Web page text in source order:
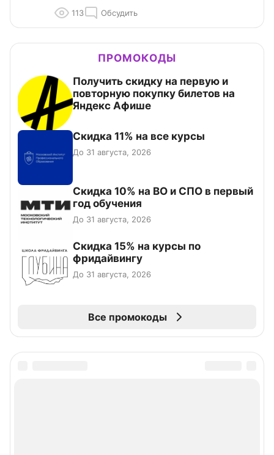
113 Обсудить
ПРОМОКОДЫ
Получить скидку на первую и
повторную покупку билетов на
Яндекс Афише
Скидка 11% на все курсы
До 31 августа, 2026
Скидка 10% на ВО и СПО в первый
год обучения
До 31 августа, 2026
Скидка 15% на курсы по
фридайвингу
До 31 августа, 2026
Все промокоды